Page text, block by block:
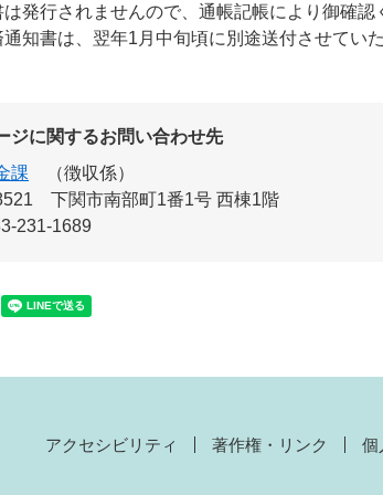
は発行されませんので、通帳記帳により御確
通知書は、翌年1月中旬頃に別途送付させてい
ジに関するお問い合わせ先
課
徴収係
下関市南部町1番1号 西棟1階
231-1689
アクセシビリティ 著作権・リンク 個